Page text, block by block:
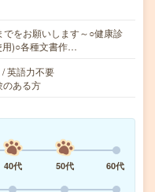
でをお願いします～○健康診
用)○各種文書作…
英語力不要
のある方
40代 50代
60代